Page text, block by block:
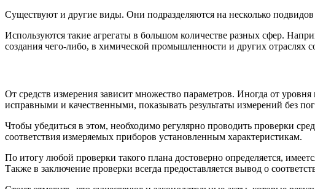
Существуют и другие виды. Они подразделяются на несколько
Используются такие агрегаты в большом количестве разных сфер.
создания чего-либо, в химической промышленности и других отраслях
От средств измерения зависит множество параметров. Иногда от
исправными и качественными, показывать результаты измерений без
Чтобы убедиться в этом, необходимо регулярно проводить проверки
соответствия измеряемых приборов установленным характеристикам.
По итогу любой проверки такого плана достоверно определяется,
Также в заключение проверки всегда предоставляется вывод о